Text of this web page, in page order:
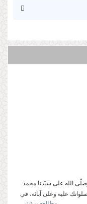
الله على سيّدنا محمد
عليه وعلى آبائه، في